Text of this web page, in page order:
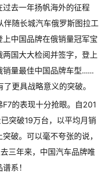
去一年扬帆海外的征程
伴随长城汽车俄罗斯图拉工
中国品牌在俄销量冠军宝
国大大检阅并签字，登上
量最佳中国品牌车型......
更具战略意义的突破。
的表现十分抢眼。自201
突破19万台，以平均月销
破。可以毫不夸张的说，
三年来，中国汽车品牌唯
系！